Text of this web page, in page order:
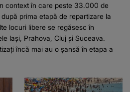
context în care peste 33.000 de
prima etapă de repartizare la
locuri libere se regăsesc în
Iași, Prahova, Cluj și Suceava.
încă mai au o șansă în etapa a